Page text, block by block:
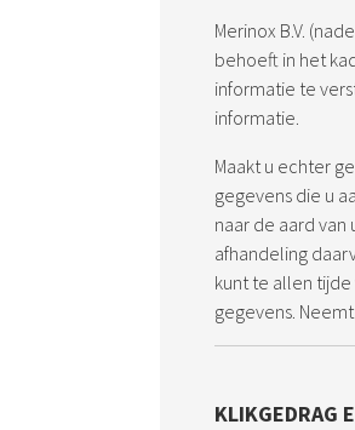
Merinox B.V.
behoeft in het
informatie te
informatie.
Maakt u echter
gegevens die u
naar de aard
afhandeling
kunt te allen
gegevens.
KLIKGEDRAG